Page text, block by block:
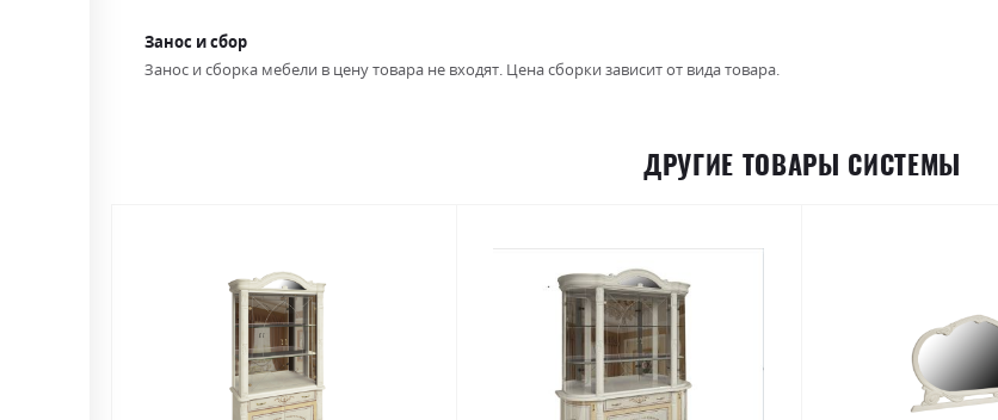
Занос и сбор
Занос и сборка мебели в цену товара не входят. Цена сборки зависит от вида товара.
ДРУГИЕ ТОВАРЫ СИСТЕМЫ